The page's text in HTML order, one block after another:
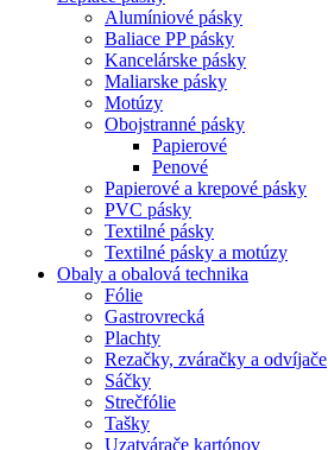
Alumíniové pásky
Baliace PP pásky
Kancelárske pásky
Maliarske pásky
Motúzy
Obojstranné pásky
Papierové
Penové
Papierové a krepové pásky
PVC pásky
Textilné pásky
Textilné pásky a motúzy
Obaly a obalová technika
Fólie
Gastrovrecká
Plachty
Rezačky, zváračky a odvíjače
Sáčky
Strečfólie
Tašky
Uzatvárače kartónov